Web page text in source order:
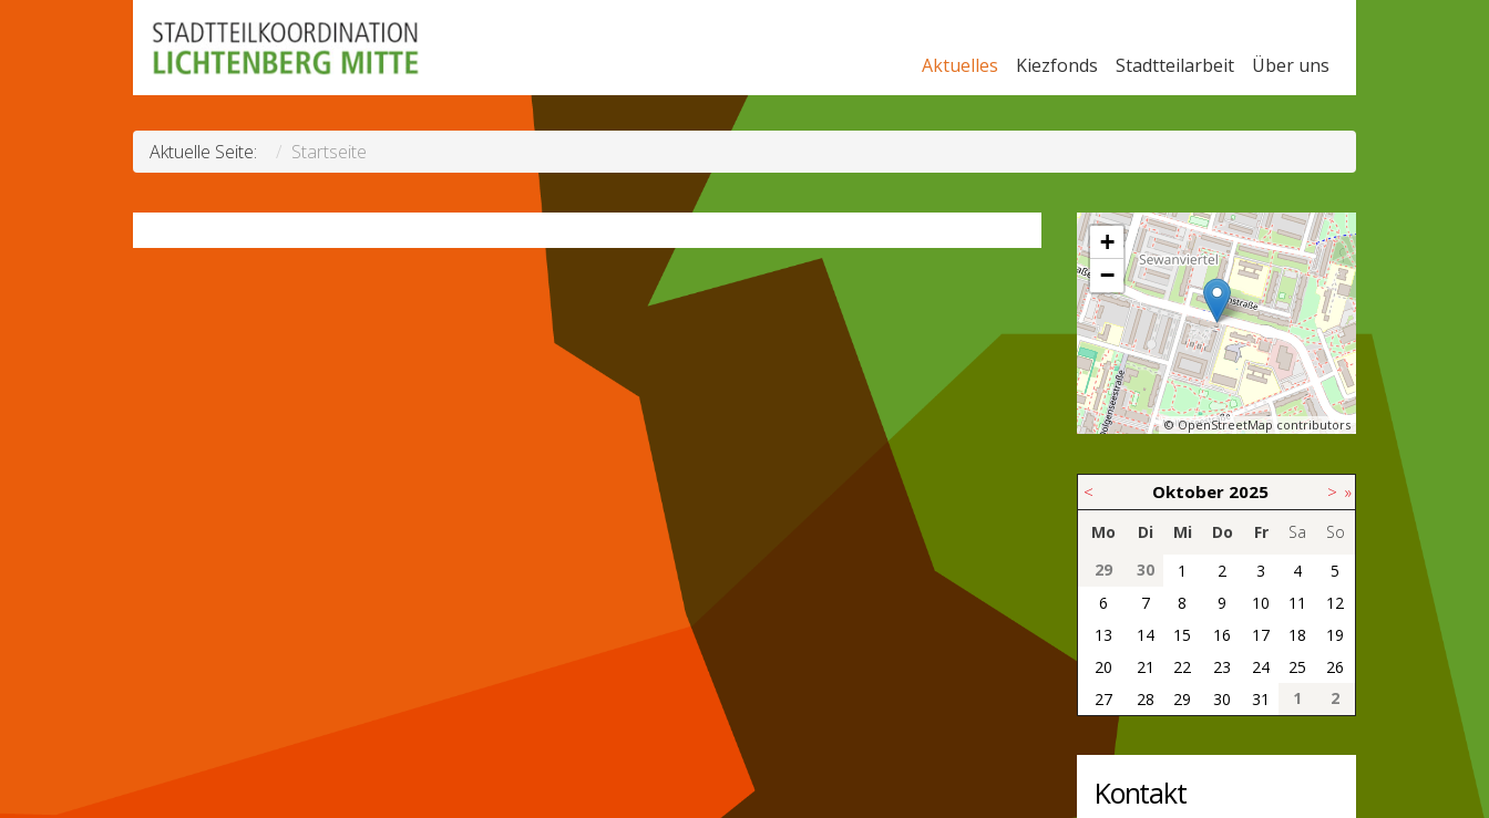
Aktuelles Kiezfonds Stadtteilarbeit Über uns
Aktuelle Seite: Startseite
+
−
© OpenStreetMap contributors
< Oktober 2025 > »
Mo Di Mi Do Fr Sa
So
29
30 1 2 3 4
5
6
7 8 9 10 11
12
13
14 15 16 17 18
19
20
21 22 23 24 25
26
27
28 29 30 31 1 2
Kontakt